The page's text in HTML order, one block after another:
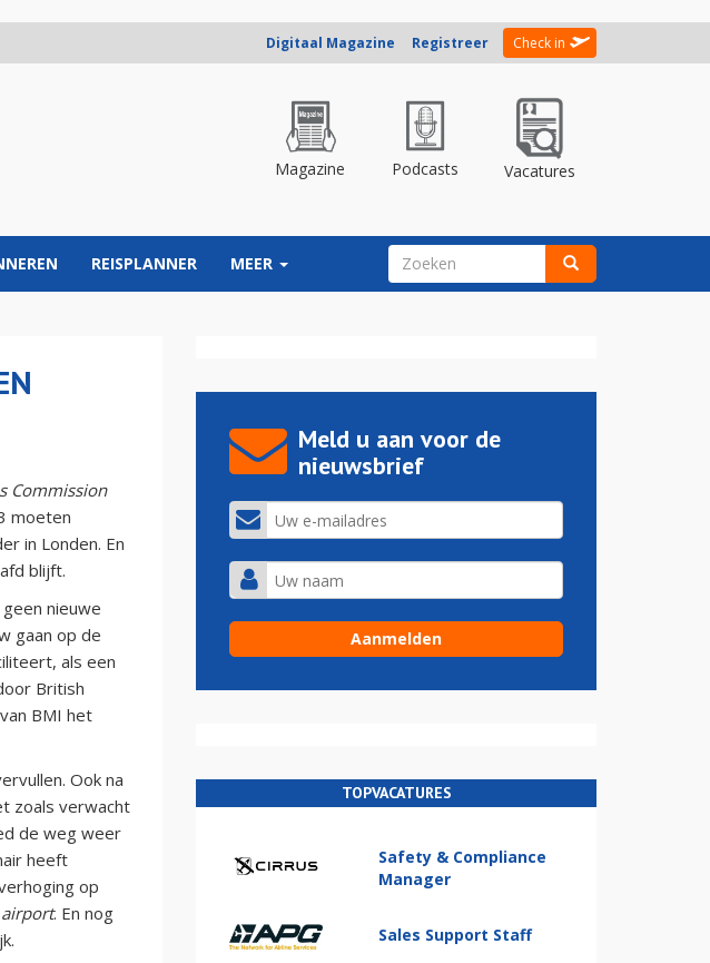
Digitaal Magazine Registreer Check in
Magazine Podcasts Vacatures
REISPLANNER MEER ZOEKVELD
Commission
moeten
in Londen. En
blijft.
nieuwe
gaan op de
als een
British
BMI het
Ook na
zoals verwacht
de weg weer
heeft
op
airport. En nog
Meld u aan voor de
nieuwsbrief
TOPVACATURES
Safety & Compliance
Manager
Sales Support Staff